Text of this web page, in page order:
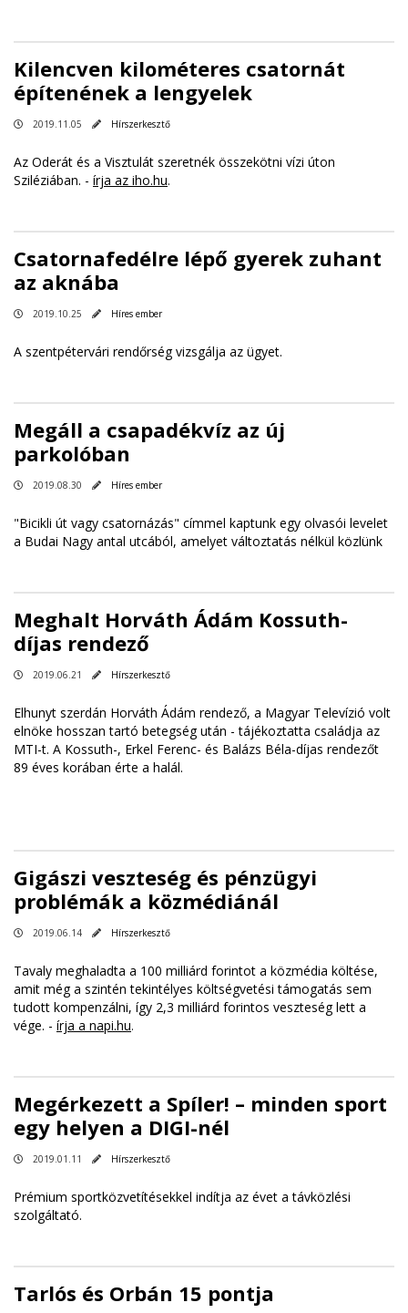
Kilencven kilométeres csatornát
építenének a lengyelek
2019.11.05 Hírszerkesztő
Az Oderát és a Visztulát szeretnék összekötni vízi úton
Sziléziában. - írja az iho.hu.
Csatornafedélre lépő gyerek zuhant
az aknába
2019.10.25 Híres ember
A szentpétervári rendőrség vizsgálja az ügyet.
Megáll a csapadékvíz az új
parkolóban
2019.08.30 Híres ember
"Bicikli út vagy csatornázás" címmel kaptunk egy olvasói levelet
a Budai Nagy antal utcából, amelyet változtatás nélkül közlünk
Meghalt Horváth Ádám Kossuth-
díjas rendező
2019.06.21 Hírszerkesztő
Elhunyt szerdán Horváth Ádám rendező, a Magyar Televízió volt
elnöke hosszan tartó betegség után - tájékoztatta családja az
MTI-t. A Kossuth-, Erkel Ferenc- és Balázs Béla-díjas rendezőt
89 éves korában érte a halál.
Gigászi veszteség és pénzügyi
problémák a közmédiánál
2019.06.14 Hírszerkesztő
Tavaly meghaladta a 100 milliárd forintot a közmédia költése,
amit még a szintén tekintélyes költségvetési támogatás sem
tudott kompenzálni, így 2,3 milliárd forintos veszteség lett a
vége. - írja a napi.hu.
Megérkezett a Spíler! – minden sport
egy helyen a DIGI-nél
2019.01.11 Hírszerkesztő
Prémium sportközvetítésekkel indítja az évet a távközlési
szolgáltató.
Tarlós és Orbán 15 pontja